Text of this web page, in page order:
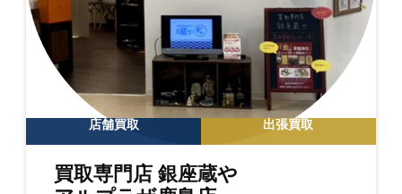
店舗買取 出張買取
買取専門店 銀座蔵や